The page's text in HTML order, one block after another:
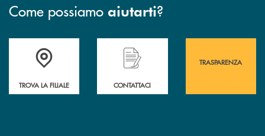
Come possiamo aiutarti?
Accedi all' elenco completo&nbsp; delle&nbsp; filiali&nbsp; di Banca
TROVA LA FILIALE
Hai bisogno di assistenza immediata?
CONTATTACI
TRASPARENZA